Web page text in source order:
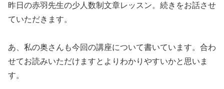
昨日の赤羽先生の少人数制文章レッスン。続きをお話させ
ていただきます。
あ、私の奥さんも今回の講座について書いています。合わ
せてお読みいただけますとよりわかりやすいかと思いま
す。